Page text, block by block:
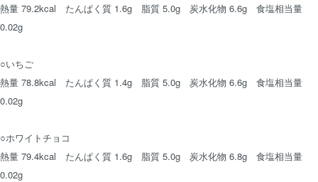
熱量 79.2kcal たんぱく質 1.6g 脂質 5.0g 炭水化物 6.6g 食塩相当量
0.02g
○いちご
熱量 78.8kcal たんぱく質 1.4g 脂質 5.0g 炭水化物 6.6g 食塩相当量
0.02g
○ホワイトチョコ
熱量 79.4kcal たんぱく質 1.6g 脂質 5.0g 炭水化物 6.8g 食塩相当量
0.02g